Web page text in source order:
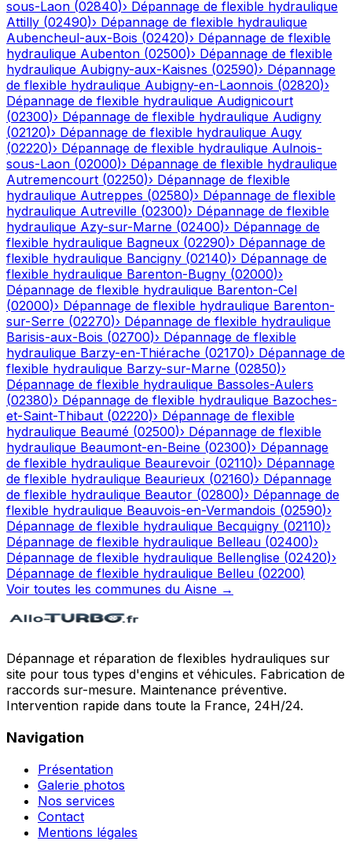
sous-Laon (02840)› Dépannage de flexible hydraulique
Attilly (02490)› Dépannage de flexible hydraulique
Aubencheul-aux-Bois (02420)› Dépannage de flexible
hydraulique Aubenton (02500)› Dépannage de flexible
hydraulique Aubigny-aux-Kaisnes (02590)› Dépannage
de flexible hydraulique Aubigny-en-Laonnois (02820)›
Dépannage de flexible hydraulique Audignicourt
(02300)› Dépannage de flexible hydraulique Audigny
(02120)› Dépannage de flexible hydraulique Augy
(02220)› Dépannage de flexible hydraulique Aulnois-
sous-Laon (02000)› Dépannage de flexible hydraulique
Autremencourt (02250)› Dépannage de flexible
hydraulique Autreppes (02580)› Dépannage de flexible
hydraulique Autreville (02300)› Dépannage de flexible
hydraulique Azy-sur-Marne (02400)› Dépannage de
flexible hydraulique Bagneux (02290)› Dépannage de
flexible hydraulique Bancigny (02140)› Dépannage de
flexible hydraulique Barenton-Bugny (02000)›
Dépannage de flexible hydraulique Barenton-Cel
(02000)› Dépannage de flexible hydraulique Barenton-
sur-Serre (02270)› Dépannage de flexible hydraulique
Barisis-aux-Bois (02700)› Dépannage de flexible
hydraulique Barzy-en-Thiérache (02170)› Dépannage de
flexible hydraulique Barzy-sur-Marne (02850)›
Dépannage de flexible hydraulique Bassoles-Aulers
(02380)› Dépannage de flexible hydraulique Bazoches-
et-Saint-Thibaut (02220)› Dépannage de flexible
hydraulique Beaumé (02500)› Dépannage de flexible
hydraulique Beaumont-en-Beine (02300)› Dépannage
de flexible hydraulique Beaurevoir (02110)› Dépannage
de flexible hydraulique Beaurieux (02160)› Dépannage
de flexible hydraulique Beautor (02800)› Dépannage de
flexible hydraulique Beauvois-en-Vermandois (02590)›
Dépannage de flexible hydraulique Becquigny (02110)›
Dépannage de flexible hydraulique Belleau (02400)›
Dépannage de flexible hydraulique Bellenglise (02420)›
Dépannage de flexible hydraulique Belleu (02200)
Voir toutes les communes du Aisne →
Dépannage et réparation de flexibles hydrauliques sur
site pour tous types d'engins et véhicules. Fabrication de
raccords sur-mesure. Maintenance préventive.
Intervention rapide dans toute la France, 24H/24.
Navigation
Présentation
Galerie photos
Nos services
Contact
Mentions légales